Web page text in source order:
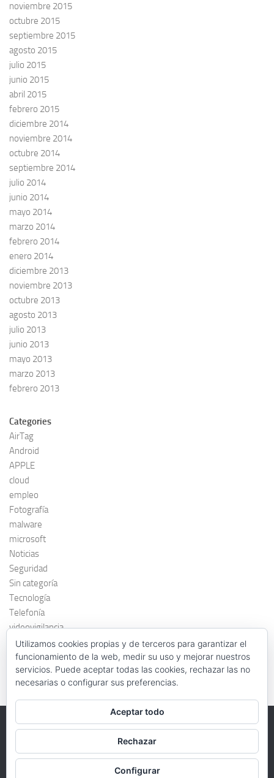
noviembre 2015
octubre 2015
septiembre 2015
agosto 2015
julio 2015
junio 2015
abril 2015
febrero 2015
diciembre 2014
noviembre 2014
octubre 2014
septiembre 2014
julio 2014
junio 2014
mayo 2014
marzo 2014
febrero 2014
enero 2014
diciembre 2013
noviembre 2013
octubre 2013
agosto 2013
julio 2013
junio 2013
mayo 2013
marzo 2013
febrero 2013
Categories
AirTag
Android
APPLE
cloud
empleo
Fotografía
malware
microsoft
Noticias
Seguridad
Sin categoría
Tecnología
Telefonía
videovigilancia
windows 7
FernandoAgar.es © 2026. Todos los derechos reservados.
Funciona con - Diseñado con elTema Hueman
Utilizamos cookies propias y de terceros para garantizar el
funcionamiento de la web, medir su uso y mejorar nuestros
servicios. Puede aceptar todas las cookies, rechazar las no
necesarias o configurar sus preferencias.
Aceptar todo
Rechazar
Configurar